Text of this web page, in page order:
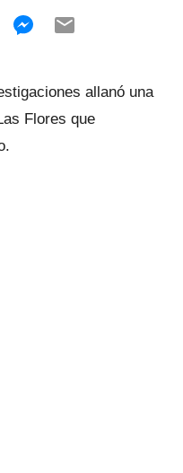
allanó una
Flores que